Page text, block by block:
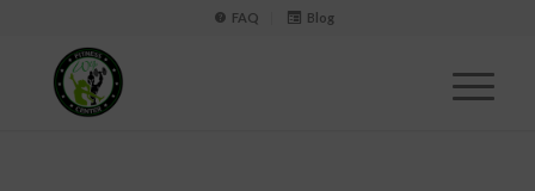
FAQ Blog